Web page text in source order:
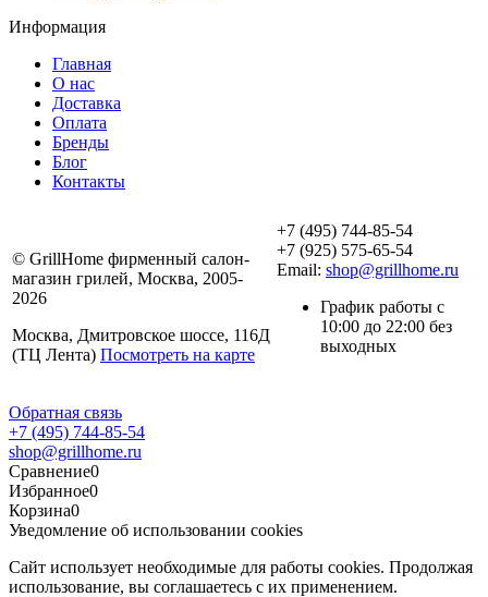
Информация
Главная
О нас
Доставка
Оплата
Бренды
Блог
Контакты
© GrillHome фирменный салон-
магазин грилей, Москва, 2005-
2026
Москва, Дмитровское шоссе, 116Д
(ТЦ Лента) Посмотреть на карте
+7 (495) 744-85-54
+7 (925) 575-65-54
Email: shop@grillhome.ru
График работы с
10:00 до 22:00 без
выходных
Обратная связь
+7 (495) 744-85-54
shop@grillhome.ru
Сравнение0
Избранное0
Корзина0
Уведомление об использовании cookies
Сайт использует необходимые для работы cookies. Продолжая
использование, вы соглашаетесь с их применением.